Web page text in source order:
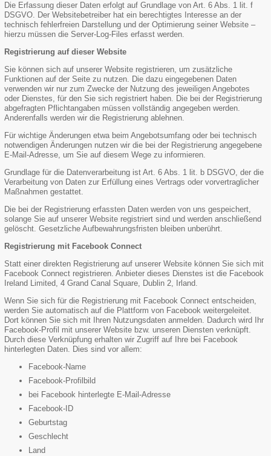
Die Erfassung dieser Daten erfolgt auf Grundlage von Art. 6 Abs. 1 lit. f
DSGVO. Der Websitebetreiber hat ein berechtigtes Interesse an der
technisch fehlerfreien Darstellung und der Optimierung seiner Website –
hierzu müssen die Server-Log-Files erfasst werden.
Registrierung auf dieser Website
Sie können sich auf unserer Website registrieren, um zusätzliche
Funktionen auf der Seite zu nutzen. Die dazu eingegebenen Daten
verwenden wir nur zum Zwecke der Nutzung des jeweiligen Angebotes
oder Dienstes, für den Sie sich registriert haben. Die bei der Registrierung
abgefragten Pflichtangaben müssen vollständig angegeben werden.
Anderenfalls werden wir die Registrierung ablehnen.
Für wichtige Änderungen etwa beim Angebotsumfang oder bei technisch
notwendigen Änderungen nutzen wir die bei der Registrierung angegebene
E-Mail-Adresse, um Sie auf diesem Wege zu informieren.
Grundlage für die Datenverarbeitung ist Art. 6 Abs. 1 lit. b DSGVO, der die
Verarbeitung von Daten zur Erfüllung eines Vertrags oder vorvertraglicher
Maßnahmen gestattet.
Die bei der Registrierung erfassten Daten werden von uns gespeichert,
solange Sie auf unserer Website registriert sind und werden anschließend
gelöscht. Gesetzliche Aufbewahrungsfristen bleiben unberührt.
Registrierung mit Facebook Connect
Statt einer direkten Registrierung auf unserer Website können Sie sich mit
Facebook Connect registrieren. Anbieter dieses Dienstes ist die Facebook
Ireland Limited, 4 Grand Canal Square, Dublin 2, Irland.
Wenn Sie sich für die Registrierung mit Facebook Connect entscheiden,
werden Sie automatisch auf die Plattform von Facebook weitergeleitet.
Dort können Sie sich mit Ihren Nutzungsdaten anmelden. Dadurch wird Ihr
Facebook-Profil mit unserer Website bzw. unseren Diensten verknüpft.
Durch diese Verknüpfung erhalten wir Zugriff auf Ihre bei Facebook
hinterlegten Daten. Dies sind vor allem:
Facebook-Name
Facebook-Profilbild
bei Facebook hinterlegte E-Mail-Adresse
Facebook-ID
Geburtstag
Geschlecht
Land